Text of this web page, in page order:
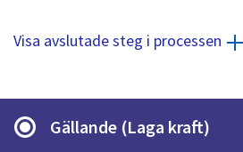
Visa avslutade steg i processen
Gällande (Laga kraft)